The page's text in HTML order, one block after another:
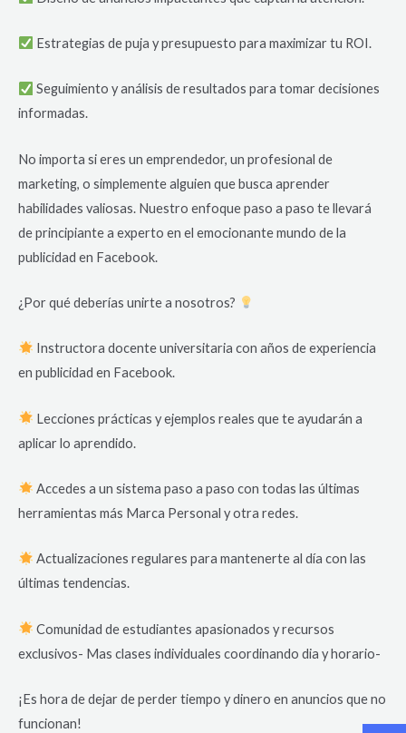
Estrategias de puja y presupuesto para maximizar tu ROI.
Seguimiento y análisis de resultados para tomar decisiones
informadas.
No importa si eres un emprendedor, un profesional de
marketing, o simplemente alguien que busca aprender
habilidades valiosas. Nuestro enfoque paso a paso te llevará
de principiante a experto en el emocionante mundo de la
publicidad en Facebook.
¿Por qué deberías unirte a nosotros?
Instructora docente universitaria con años de experiencia
en publicidad en Facebook.
Lecciones prácticas y ejemplos reales que te ayudarán a
aplicar lo aprendido.
Accedes a un sistema paso a paso con todas las últimas
herramientas más Marca Personal y otra redes.
Actualizaciones regulares para mantenerte al día con las
últimas tendencias.
Comunidad de estudiantes apasionados y recursos
exclusivos- Mas clases individuales coordinando dia y horario-
¡Es hora de dejar de perder tiempo y dinero en anuncios que no
funcionan!